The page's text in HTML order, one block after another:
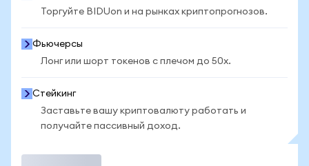
Торгуйте BIDUon и на рынках криптопрогнозов.
Фьючерсы
Лонг или шорт токенов с плечом до 50x.
Стейкинг
Заставьте вашу криптовалюту работать и
получайте пассивный доход.